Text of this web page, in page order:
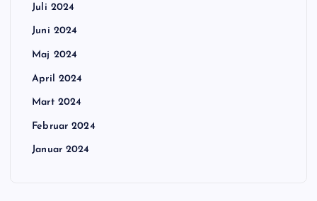
Juli 2024
Juni 2024
Maj 2024
April 2024
Mart 2024
Februar 2024
Januar 2024